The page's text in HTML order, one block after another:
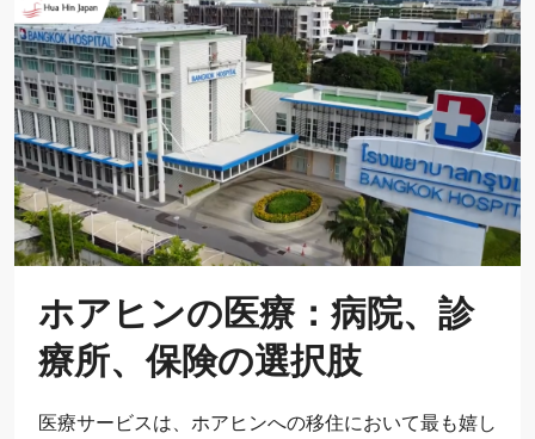
ホアヒンの医療：病院、診
療所、保険の選択肢
医療サービスは、ホアヒンへの移住において最も嬉し